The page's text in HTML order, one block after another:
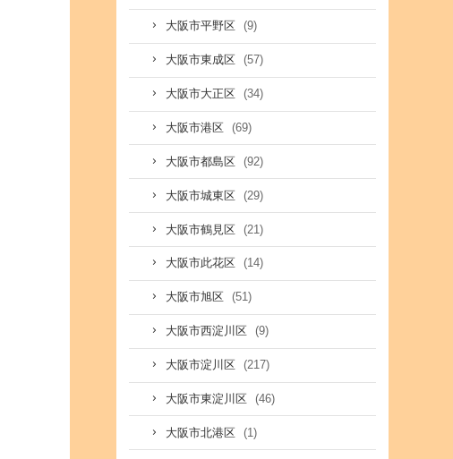
大阪市平野区 (9)
大阪市東成区 (57)
大阪市大正区 (34)
大阪市港区 (69)
大阪市都島区 (92)
大阪市城東区 (29)
大阪市鶴見区 (21)
大阪市此花区 (14)
大阪市旭区 (51)
大阪市西淀川区 (9)
大阪市淀川区 (217)
大阪市東淀川区 (46)
大阪市北港区 (1)